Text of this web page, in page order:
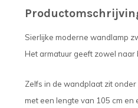
Sierlijke moderne wandlamp
Het armatuur geeft zowel
Zelfs in de wandplaat zit
met een lengte van 105 cm en